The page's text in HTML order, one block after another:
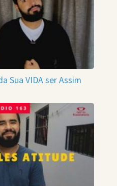
Sua VIDA ser Assim